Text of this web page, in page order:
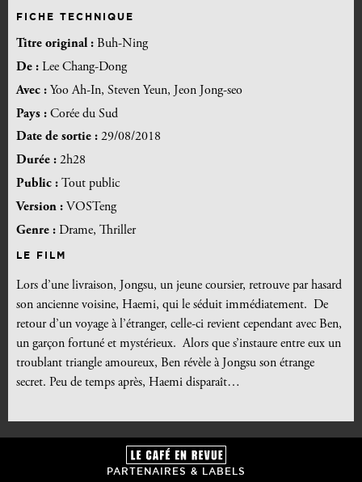
FICHE TECHNIQUE
Titre original : Buh-Ning
De : Lee Chang-Dong
Avec : Yoo Ah-In, Steven Yeun, Jeon Jong-seo
Pays : Corée du Sud
Date de sortie : 29/08/2018
Durée : 2h28
Public : Tout public
Version : VOSTeng
Genre : Drame, Thriller
LE FILM
Lors d’une livraison, Jongsu, un jeune coursier, retrouve par hasard
son ancienne voisine, Haemi, qui le séduit immédiatement. De
retour d’un voyage à l’étranger, celle-ci revient cependant avec Ben,
un garçon fortuné et mystérieux. Alors que s’instaure entre eux un
troublant triangle amoureux, Ben révèle à Jongsu son étrange
secret. Peu de temps après, Haemi disparaît…
PARTENAIRES & LABELS